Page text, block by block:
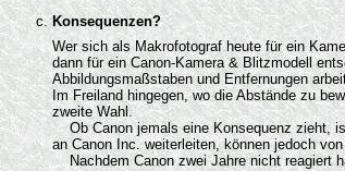
Konsequenzen?
Wer sich als Makrofotograf heute für ein
dann für ein Canon-Kamera & Blitzmodell
Abbildungsmaßstaben und Entfernungen
Im Freiland hingegen, wo die Abstände zu
zweite Wahl.
Ob Canon jemals eine Konsequenz zieht, ist
an Canon Inc. weiterleiten, können jedoch
Nachdem Canon zwei Jahre nicht reagiert